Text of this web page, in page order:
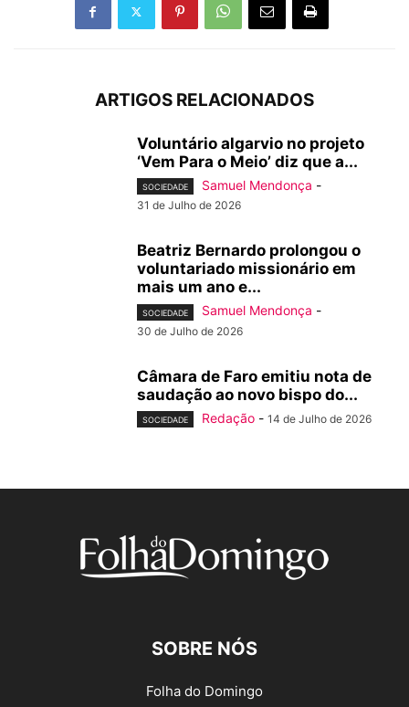
ARTIGOS RELACIONADOS
Voluntário algarvio no projeto
‘Vem Para o Meio’ diz que a...
SOCIEDADE Samuel Mendonça -
31 de Julho de 2026
Beatriz Bernardo prolongou o
voluntariado missionário em
mais um ano e...
SOCIEDADE Samuel Mendonça -
30 de Julho de 2026
Câmara de Faro emitiu nota de
saudação ao novo bispo do...
SOCIEDADE Redação - 14 de Julho de 2026
SOBRE NÓS
Folha do Domingo